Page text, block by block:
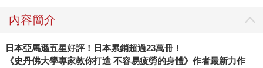
內容簡介
日本亞馬遜五星好評！日本累銷超過23萬冊！
《史丹佛大學專家教你打造 不容易疲勞的身體》作者最新力作